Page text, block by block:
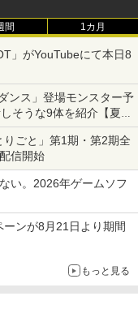
間 1カ月
」がYouTubeにて本日8
ンス」登場モンスター予
そうな9体を紹介【夏休
ごと」第1期・第2期全
信開始
い。2026年ゲームソフ
ーンが8月21日より期間
もっと見る